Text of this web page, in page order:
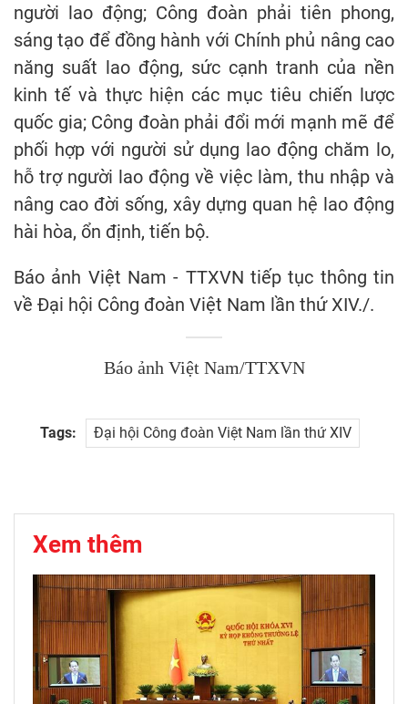
người lao động; Công đoàn phải tiên phong,
sáng tạo để đồng hành với Chính phủ nâng cao
năng suất lao động, sức cạnh tranh của nền
kinh tế và thực hiện các mục tiêu chiến lược
quốc gia; Công đoàn phải đổi mới mạnh mẽ để
phối hợp với người sử dụng lao động chăm lo,
hỗ trợ người lao động về việc làm, thu nhập và
nâng cao đời sống, xây dựng quan hệ lao động
hài hòa, ổn định, tiến bộ.
Báo ảnh Việt Nam - TTXVN tiếp tục thông tin
về Đại hội Công đoàn Việt Nam lần thứ XIV./.
Báo ảnh Việt Nam/TTXVN
Tags: Đại hội Công đoàn Việt Nam lần thứ XIV
Xem thêm